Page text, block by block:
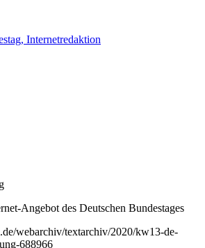
Internetredaktion
Angebot des Deutschen Bundestages
webarchiv/textarchiv/2020/kw13-de-
688966